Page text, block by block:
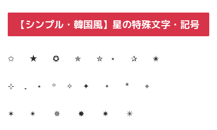
【シンプル・韓国風】星の特殊文字・記号
✩ ★ ✪ ✯ ✮ ⋆ ✰ ✬
⊹ ₊ ⋆ ꙳ ✧ ✦ ᛭ * ⌖
✶ ✴︎ ✵ ✸ ✷ ✳︎